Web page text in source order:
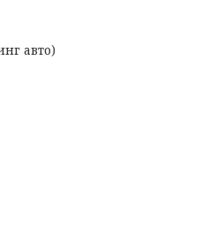
авто)